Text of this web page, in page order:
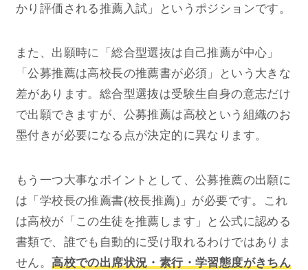
かり評価される推薦入試」というポジションです。
また、出願時に「総合型選抜は自己推薦が中心」
「公募推薦は高校長の推薦書が必須」という大きな
差があります。総合型選抜は受験生自身の意志だけ
で出願できますが、公募推薦は高校という組織のお
墨付きが必要になる点が決定的に異なります。
もう一つ大事なポイントとして、公募推薦の出願に
は「学校長の推薦書(校長推薦)」が必要です。これ
は高校が「この生徒を推薦します」と公式に認める
書類で、誰でも自動的に受け取れるわけではありま
せん。高校での出席状況・素行・学習態度がきちん